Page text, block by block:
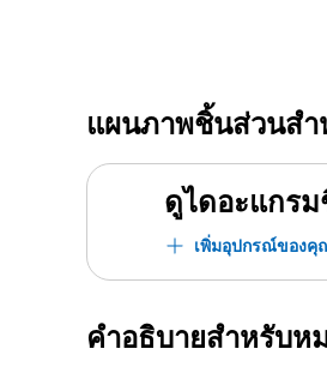
แผนภาพชิ้นส่วนสำ
ดูไดอะแกร
เพิ่มอุปกรณ์ของคุ
คำอธิบายสำหรับห